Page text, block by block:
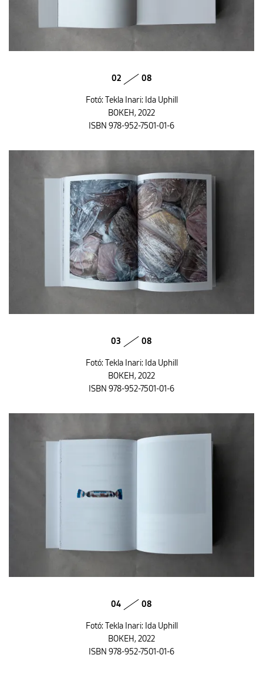
02 08
Fotó: Tekla Inari: Ida Uphill
BOKEH, 2022
ISBN 978-952-7501-01-6
03 08
Fotó: Tekla Inari: Ida Uphill
BOKEH, 2022
ISBN 978-952-7501-01-6
04 08
Fotó: Tekla Inari: Ida Uphill
BOKEH, 2022
ISBN 978-952-7501-01-6